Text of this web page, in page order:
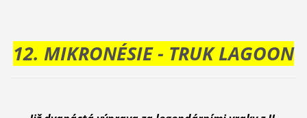
12. MIKRONÉSIE - TRUK LAGOON